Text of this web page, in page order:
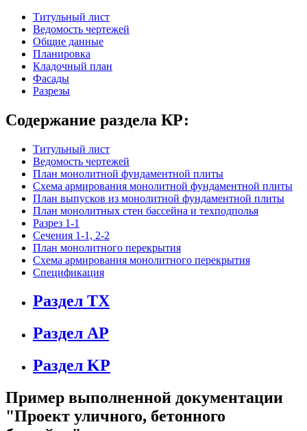
Титульный лист
Ведомость чертежей
Общие данные
Планировка
Кладочный план
Фасады
Разрезы
Содержание раздела КР:
Титульный лист
Ведомость чертежей
План монолитной фундаментной плиты
Схема армирования монолитной фундаментной плиты
План выпусков из монолитной фундаментной плиты
План монолитных стен бассейна и техподполья
Разрез 1-1
Сечения 1-1, 2-2
План монолитного перекрытия
Схема армирования монолитного перекрытия
Спецификация
Раздел TX
Раздел АР
Раздел KР
Пример выполненной документации
"Проект уличного, бетонного